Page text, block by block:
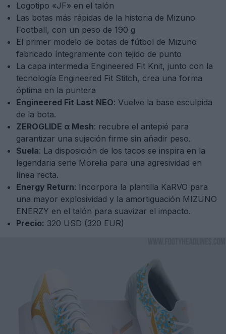
Logotipo «JF» en el talón
Las botas más rápidas de la historia de Mizuno
Football, con un peso de 190 g
El primer modelo de botas de fútbol de Mizuno
fabricado íntegramente con tejido de punto
La capa intermedia Engineered Fit Knit, junto con la
tecnología Engineered Fit Stitch, crea una forma
óptima en la puntera
Engineered Fit Last NEO: Vuelve la base esculpida
de la bota.
ZEROGLIDE α Mesh: recubre el antepié para
garantizar una sujeción firme sin añadir peso.
Suela: La disposición de los tacos se inspira en la
legendaria serie Morelia para una agresividad en
línea recta.
Energy Return: Incorpora la plantilla KaRVO para
una mayor explosividad y la amortiguación MIZUNO
ENERZY en el talón para suavizar el impacto.
Precio: 320 USD (320 EUR)